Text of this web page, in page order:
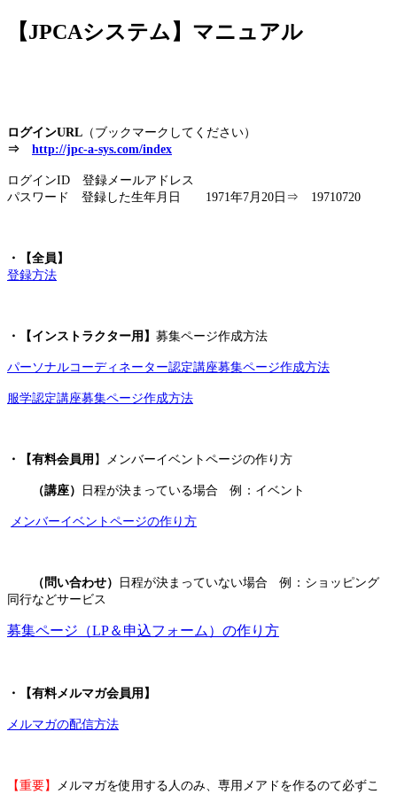
jpca.co
【JPCAシステム】マニュアル
ログインURL （ブックマークしてください）
⇒ http://jpc-a-sys.com/index
ログインID 登録メールアドレス
パスワード 登録した生年月日 1971年7月20日⇒ 19710720
・【全員】
登録方法
・【インストラクター用】 募集ページ作成方法
パーソナルコーディネーター認定講座募集ページ作成方法
服学認定講座募集ページ作成方法
・【有料会員用 】メンバーイベントページの作り方
（講座） 日程が決まっている場合 例：イベント
メンバーイベントページの作り方
（問い合わせ）
日程が決まっていない場合 例：ショッピング
同行などサービス
募集ページ（LP＆申込フォーム）の作り方
・【有料メルマガ会員用】
メルマガの配信方法
【重要】 メルマガを使用する人のみ、専用メアドを作るのて必ずこ